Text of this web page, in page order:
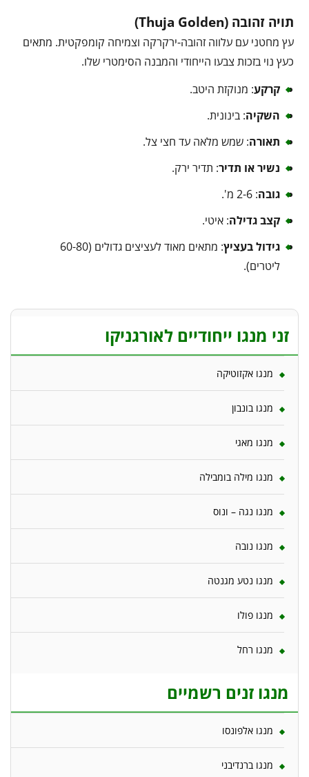
תויה זהובה (Thuja Golden)
עץ מחטני עם עלווה זהובה-ירקרקה וצמיחה קומפקטית. מתאים
כעץ נוי בזכות צבעו הייחודי והמבנה הסימטרי שלו.
קרקע: מנוקזת היטב.
השקיה: בינונית.
תאורה: שמש מלאה עד חצי צל.
נשיר או תדיר: תדיר ירק.
גובה: 2-6 מ'.
קצב גדילה: איטי.
גידול בעציץ
: מתאים מאוד לעציצים גדולים (60-80
ליטרים).
זני מנגו ייחודיים לאורגניקו
מנגו אקזוטיקה
מנגו בונבון
מנגו מאגי
מנגו מילה בומבילה
מנגו נגה – ונוס
מנגו נובה
מנגו נטע מגנטה
מנגו פולו
מנגו רחל
מנגו זנים רשמיים
מנגו אלפונסו
מנגו ברנדיבני